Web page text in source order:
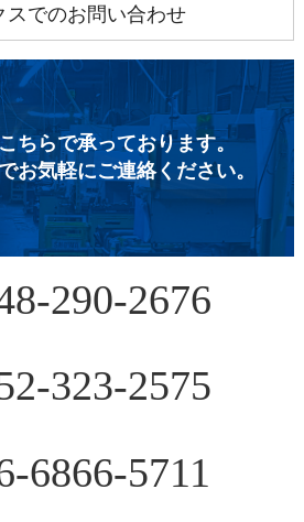
スでのお問い合わせ
ちらで承っております。
お気軽にご連絡ください。
290-2676
323-2575
6866-5711